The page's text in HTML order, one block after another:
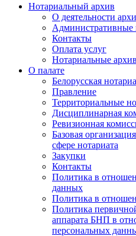
Нотариальный архив
О деятельности
Административные
Контакты
Оплата услуг
Нотариальные
О палате
Белорусская
Правление
Территориальные
Дисциплинарная
Ревизионная
Базовая
сфере нотариата
Закупки
Контакты
Политика в
данных
Политика в
Политика
аппарата БНП в
персональных